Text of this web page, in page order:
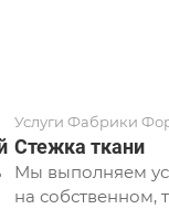
Услуги Фабрики
Стежка ткани
Мы выполняем
на собственном,